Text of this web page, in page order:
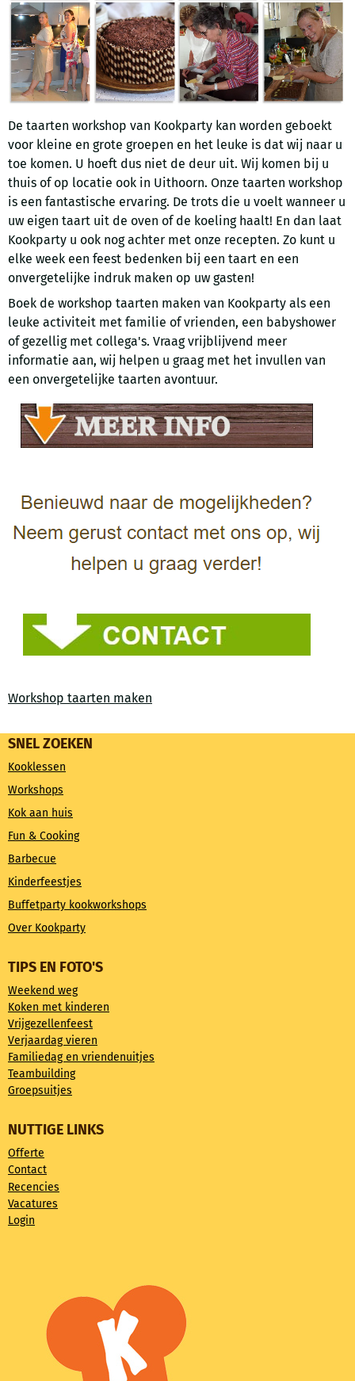
De taarten workshop van Kookparty kan worden geboekt
voor kleine en grote groepen en het leuke is dat wij naar u
toe komen. U hoeft dus niet de deur uit. Wij komen bij u
thuis of op locatie ook in Uithoorn. Onze taarten workshop
is een fantastische ervaring. De trots die u voelt wanneer u
uw eigen taart uit de oven of de koeling haalt! En dan laat
Kookparty u ook nog achter met onze recepten. Zo kunt u
elke week een feest bedenken bij een taart en een
onvergetelijke indruk maken op uw gasten!
Boek de workshop taarten maken van Kookparty als een
leuke activiteit met familie of vrienden, een babyshower
of gezellig met collega's. Vraag vrijblijvend meer
informatie aan, wij helpen u graag met het invullen van
een onvergetelijke taarten avontuur.
Workshop taarten maken
SNEL ZOEKEN
Kooklessen
Workshops
Kok aan huis
Fun & Cooking
Barbecue
Kinderfeestjes
Buffetparty kookworkshops
Over Kookparty
TIPS EN FOTO'S
Weekend weg
Koken met kinderen
Vrijgezellenfeest
Verjaardag vieren
Familiedag en vriendenuitjes
Teambuilding
Groepsuitjes
NUTTIGE LINKS
Offerte
Contact
Recencies
Vacatures
Login